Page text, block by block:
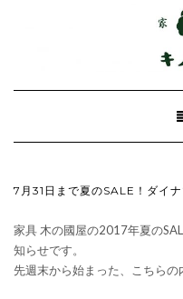
7月31日まで夏のSALE！ダイ
家具 木の國屋の2017年夏の
知らせです。
先週末から始まった、こちらの